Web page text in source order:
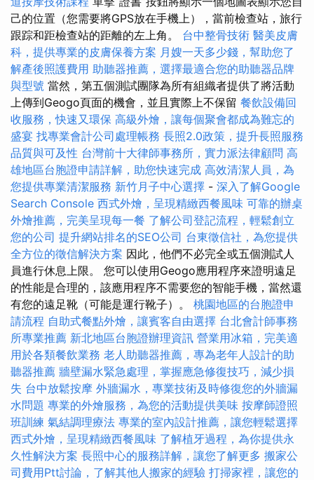
己的位置（您需要將GPS放在手機上），當前檢查站，旅行
跟踪和距檢查站的距離的左上角。 台中整骨技術 醫美皮膚
科，提供專業的皮膚保養方案 月嫂一天多少錢，幫助您了
解產後照護費用 助聽器推薦，選擇最適合您的助聽器品牌
與型號 當然，第五個測試團隊為所有組織者提供了將活動
上傳到Geogo頁面的機會，並且實際上不保留 餐飲設備回
收服務，快速又環保 高級外燴，讓每個聚會都成為難忘的
盛宴 找專業會計公司處理帳務 長照2.0政策，提升長照服務
品質與可及性 台灣前十大律師事務所，實力派法律顧問 高
雄地區台胞證申請詳解，助您快速完成 高效清潔人員，為
您提供專業清潔服務 新竹月子中心選擇 - 深入了解Google
Search Console 西式外燴，呈現精緻西餐風味 可靠的辦桌
外燴推薦，完美呈現每一餐 了解公司登記流程，輕鬆創立
您的公司 提升網站排名的SEO公司 台東徵信社，為您提供
全方位的徵信解決方案 因此，他們不必完全或五個測試人
員進行休息上限。 您可以使用Geogo應用程序來證明遠足
的性能是合理的，該應用程序不需要您的智能手機，當然還
有您的遠足靴（可能是運行靴子）。 桃園地區的台胞證申
請流程 自助式餐點外燴，讓賓客自由選擇 台北會計師事務
所專業推薦 新北地區台胞證辦理資訊 營業用冰箱，完美適
用於各類餐飲業務 老人助聽器推薦，專為老年人設計的助
聽器推薦 牆壁漏水緊急處理，掌握應急修復技巧，減少損
失 台中放鬆按摩 外牆漏水，專業技術及時修復您的外牆漏
水問題 專業的外燴服務，為您的活動提供美味 按摩師證照
班訓練 氣結調理療法 專業的室內設計推薦，讓您輕鬆選擇
西式外燴，呈現精緻西餐風味 了解植牙過程，為你提供永
久性解決方案 長照中心的服務詳解，讓您了解更多 搬家公
司費用Ptt討論，了解其他人搬家的經驗 打掃家裡，讓您的